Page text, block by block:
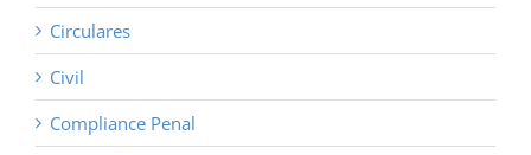
Circulares
Civil
Compliance Penal